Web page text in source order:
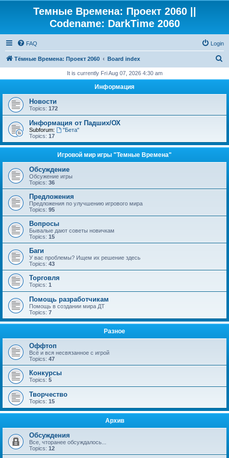
Темные Времена: Проект 2060 ||
Codename: DarkTime 2060
FAQ Login
Тёмные Времена: Проект 2060 Board index
r
It is currently Fri Aug 07, 2026 4:30 am
Информация
Новости
Topics: 172
Информация от Падших/ОХ
Subforum:
"Бета"
Topics: 17
Игровой мир игры "Темные Времена"
Обсуждение
Обсужение игры
Topics: 36
Предложения
Предложения по улучшению игрового мира
Topics: 95
Вопросы
Бывалые дают советы новичкам
Topics: 15
Баги
У вас проблемы? Ищем их решение здесь
Topics: 43
Торговля
Topics: 1
Помощь разработчикам
Помощь в создании мира ДТ
Topics: 7
Разное
Оффтоп
Всё и вся несвязанное с игрой
Topics: 47
Конкурсы
Topics: 5
Творчество
Topics: 15
Архив
Обсуждения
Все, чторанее обсуждалось...
Topics: 12